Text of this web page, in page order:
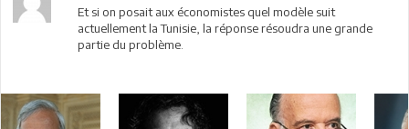
Et si on posait aux économistes quel modèle suit
actuellement la Tunisie, la réponse résoudra une grande
partie du problème.